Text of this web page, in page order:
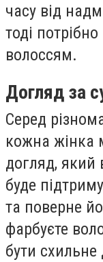
часу від
тоді
волоссям.
Догляд за
Серед
кожна жінка
догляд, який
буде
та поверне
фарбуєте
бути схильне